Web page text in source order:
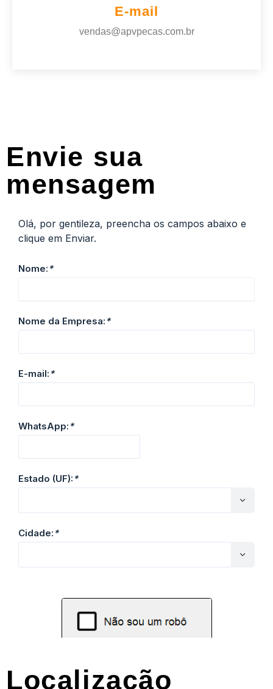
E-mail
vendas@apvpecas.com.br
Localização
Envie sua
mensagem